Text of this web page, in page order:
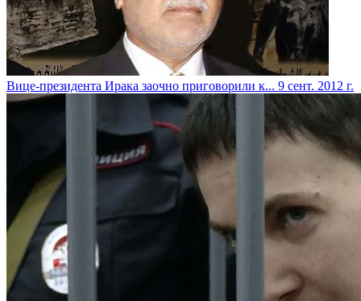
Вице-президента Ирака заочно приговорили к... 9 сент. 2012 г.